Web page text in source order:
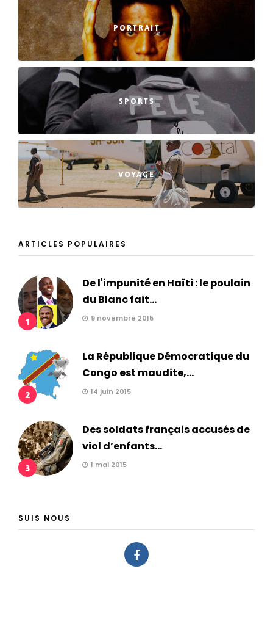
PORTRAIT
SPORTS
VOYAGE
ARTICLES POPULAIRES
1
De l'impunité en Haïti : le poulain
du Blanc fait...
9 novembre 2015
2
La République Démocratique du
Congo est maudite,...
14 juin 2015
3
Des soldats français accusés de
viol d’enfants...
1 mai 2015
SUIS NOUS